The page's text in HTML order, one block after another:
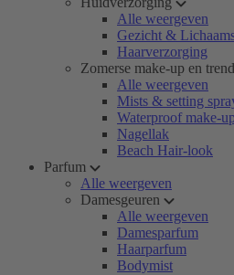
Alle weergeven
Gezicht &
Haarverzorging
Zomerse make-up en
Alle weergeven
Mists & setting
Waterproof make-
Nagellak
Beach Hair-look
Parfum
Alle weergeven
Damesgeuren
Alle weergeven
Damesparfum
Haarparfum
Bodymist